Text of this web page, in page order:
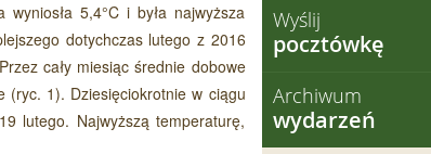
5,4°C i była najwyższa
dotychczas lutego z 2016
cały miesiąc średnie dobowe
(ryc. 1). Dziesięciokrotnie w ciągu
lutego. Najwyższą temperaturę,
Wyślij
pocztówkę
Archiwum
wydarzeń